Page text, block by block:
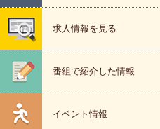
求人情報を見る
番組で紹介した情報
イベント情報